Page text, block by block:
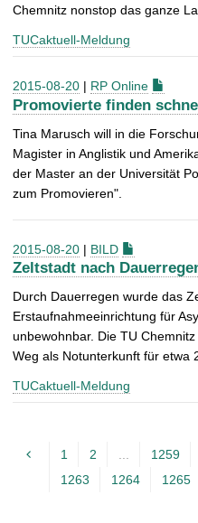
Chemnitz nonstop das ganze
TUCaktuell-Meldung
2015-08-20 | RP Online
Promovierte finden
Tina Marusch will in die
Magister in Anglistik und
der Master an der Universität
zum Promovieren".
2015-08-20 | BILD
Zeltstadt nach
Durch Dauerregen wurde das
Erstaufnahmeeinrichtung für
unbewohnbar. Die TU
Weg als Notunterkunft für etwa
TUCaktuell-Meldung
1 2 ... 1259
1263 1264 1265